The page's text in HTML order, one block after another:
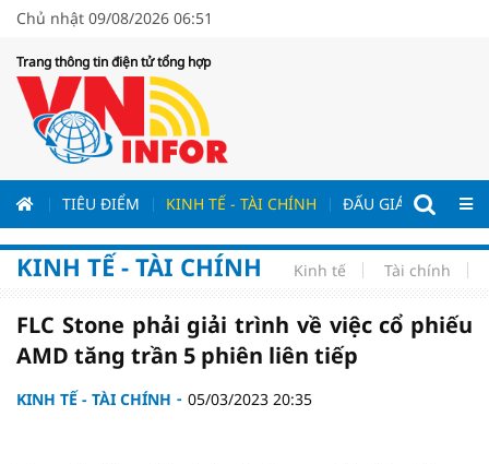
Chủ nhật 09/08/2026 06:51
Trang thông tin điện tử tổng hợp
TIÊU ĐIỂM KINH TẾ - TÀI CHÍNH ĐẤU GIÁ - ĐẤU
KINH TẾ - TÀI CHÍNH Kinh tế Tài chính
FLC Stone phải giải trình về việc cổ phiếu
AMD tăng trần 5 phiên liên tiếp
KINH TẾ - TÀI CHÍNH 05/03/2023 20:35